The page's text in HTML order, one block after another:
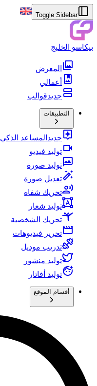
Toggle Sidebar
بيكاسو الخليج
المعرض
أعمالي
جديدقوالب
التطبيقات
جديد المساعد الذكي
توليد فيديو
توليد صورة
تعديل صورة
تحريك شفاه
توليد شعار
تحريك الشخصية
تحرير فيديوهات
تدريب موديل
توليد منشور
توليد أفاتار
أقسام الموقع